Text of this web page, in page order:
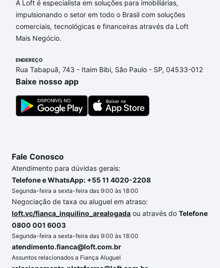
Aqui na Loft temos a oferta ideal para você, com
Imóveis com 4 banheiros à venda em Jardim do
Lago Continuação, Campinas, SP que custam a
partir de R$ 0 e com nossas opções de
adequar ao seu orçamento. Se ainda tem alguma
dúvida dos custos envolvidos no processo de
compra, veja em nosso portal
um apartamento e conte com a gente para comprar
o imóvel dos seus sonhos com segurança e
A Loft é especialista em soluções para imobiliárias,
impulsionando o setor em todo o Brasil com soluções
comerciais, tecnológicas e financeiras através da Loft
Mais Negócio.
ENDEREÇO
Rua Tabapuã, 743 - Itaim Bibi, São Paulo - SP, 04533-012
Baixe nosso app
Fale Conosco
Atendimento para dúvidas gerais:
Telefone e WhatsApp: +55 11 4020-2208
Segunda-feira a sexta-feira das 9:00 às 18:00
Negociação de taxa ou aluguel em atraso:
loft.vc/fianca_inquilino_arealogada ou através do Telefone
0800 001 6003
Segunda-feira a sexta-feira das 9:00 às 18:00
atendimento.fianca@loft.com.br
Assuntos relacionados a Fiança Aluguel